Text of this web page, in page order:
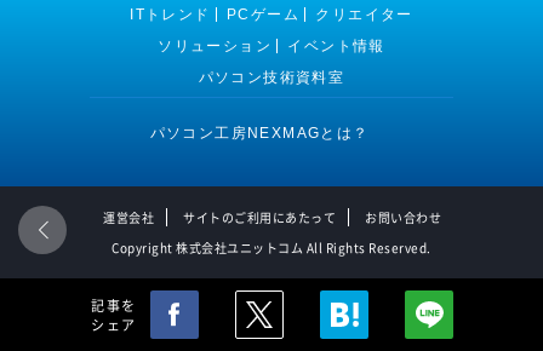
ITトレンド
PCゲーム
クリエイター
ソリューション
イベント情報
パソコン技術資料室
パソコン工房NEXMAGとは？
運営会社 サイトのご利用にあたって
お問い合わせ
Copyright 株式会社ユニットコム All Rights Reserved.
記事を
シェア